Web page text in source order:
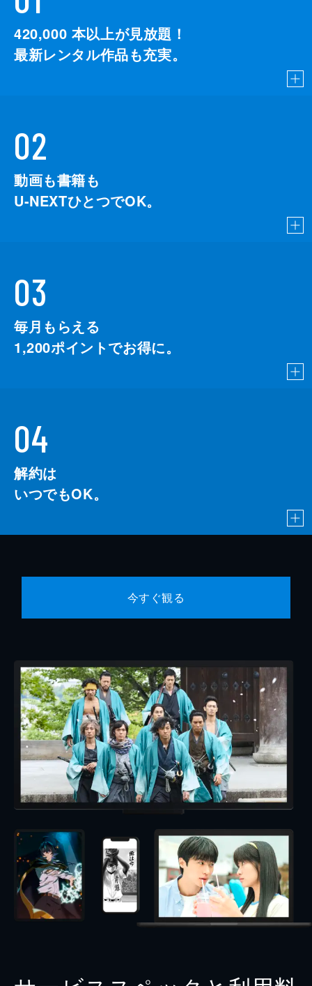
420,000 本以上が見放題！
最新レンタル作品も充実。
02
動画も書籍も
U-NEXTひとつでOK。
03
毎月もらえる
1,200ポイントでお得に。
04
解約は
いつでもOK。
今すぐ観る